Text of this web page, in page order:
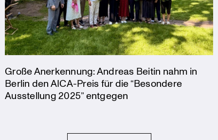
Große Anerkennung: Andreas Beitin nahm in
Berlin den AICA-Preis für die “Besondere
Ausstellung 2025” entgegen